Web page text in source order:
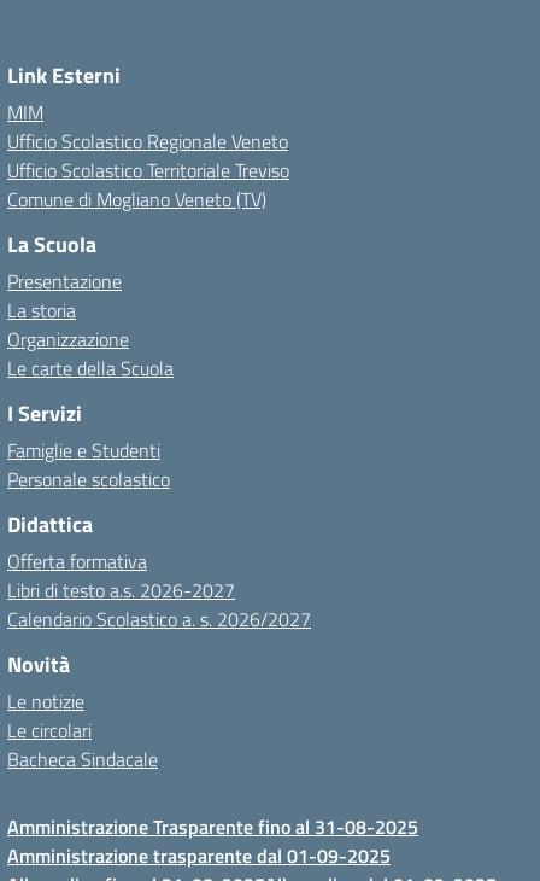
Link Esterni
MIM
Ufficio Scolastico Regionale Veneto
Ufficio Scolastico Territoriale Treviso
Comune di Mogliano Veneto (TV)
La Scuola
Presentazione
La storia
Organizzazione
Le carte della Scuola
I Servizi
Famiglie e Studenti
Personale scolastico
Didattica
Offerta formativa
Libri di testo a.s. 2026-2027
Calendario Scolastico a. s. 2026/2027
Novità
Le notizie
Le circolari
Bacheca Sindacale
Amministrazione Trasparente fino al 31-08-2025
Amministrazione trasparente dal 01-09-2025